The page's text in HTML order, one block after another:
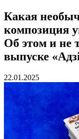
Какая
композиция
Об этом и не
выпуске
22.01.2025